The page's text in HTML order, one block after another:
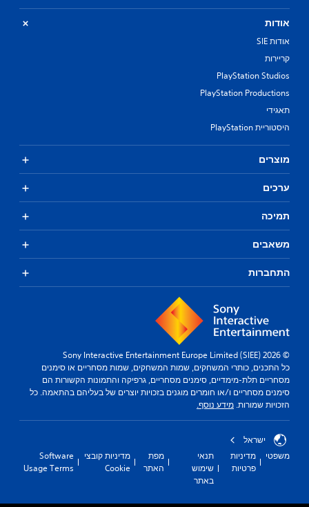
אודות
אודות SIE
קריירות
PlayStation Studios
PlayStation Productions
תאגידי
היסטוריית PlayStation
מוצרים
ערכים
תמיכה
משאבים
התחברות
© 2026 Sony Interactive Entertainment Europe Limited (SIEE)
כל התכנים, כותרי המשחקים, שמות המשחקים, שמות מסחריים או סימנים
מסחריים תלת-מימדיים, סימנים מסחריים, גרפיקה והתמונות הקשורות הם
סימנים מסחריים ו/או חומרים מוגנים בזכויות יוצרים של בעליהם בהתאמה. כל
הזכויות שמורות.מידע נוסף.
ישראל
משפטי
מדיניות
פרטיות
תנאי
שימוש
באתר
מפת
האתר
מדיניות קובצי
Cookie
Software
Usage Terms